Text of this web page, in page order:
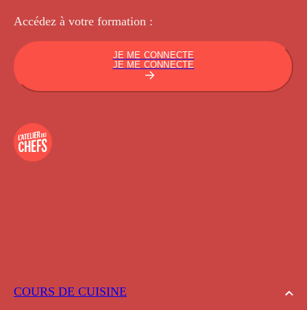
COURS DE CUISINE
Accédez à votre formation :
JE ME CONNECTE
JE ME CONNECTE